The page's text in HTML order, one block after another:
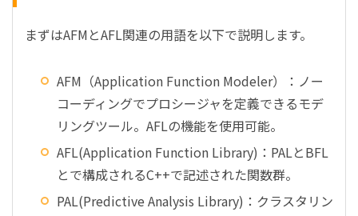
まずはAFMとAFL関連の用語を以下で説明します。
AFM（Application Function Modeler）：ノー
コーディングでプロシージャを定義できるモデ
リングツール。AFLの機能を使用可能。
AFL(Application Function Library)：PALとBFL
とで構成されるC++で記述された関数群。
PAL(Predictive Analysis Library)：クラスタリン